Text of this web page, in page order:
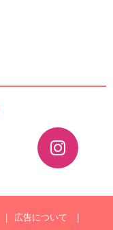
広告について